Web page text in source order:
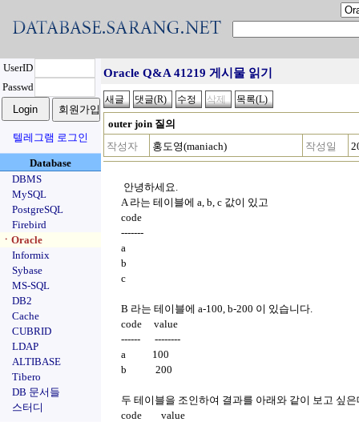
UserID
Passwd
텔레그램 로그인
Database
DBMS
MySQL
PostgreSQL
Firebird
ㆍOracle
Informix
Sybase
MS-SQL
DB2
Cache
CUBRID
LDAP
ALTIBASE
Tibero
DB 문서들
스터디
Oracle Q&A 41219 게시물 읽기
outer join 질의
작성자
홍도영(maniach) 작성일
안녕하세요.
A 라는 테이블에 a, b, c 값이 있고
code
-------
a
b
c
B 라는 테이블에 a-100, b-200 이 있습니다.
code value
------ --------
a 100
b 200
두 테이블을 조인하여 결과를 아래와 같이 보고 싶
code value